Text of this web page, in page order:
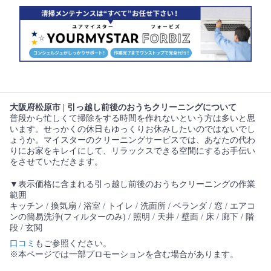
大阪府松原市 | 引っ越し前後のおうちクリーニングについて
普段から忙しくて掃除をする時間を作れないという方は多いと思
います。せっかくの休日もゆっくりお休みしたいのではないでし
ょうか。マイスターのクリーニングサービスでは、あなたの代わ
りにお家をキレイにして、リラックスできる空間にするお手伝い
をさせていただきます。
▼表示価格に含まれる引っ越し前後のおうちクリーニングの作業
範囲
キッチン / 換気扇 / 浴室 / トイレ / 洗面所 / ベランダ / 窓 / エアコ
ンの簡易洗浄(フィルターのみ) / 照明 / 天井 / 壁面 / 床 / 廊下 / 階
段 / 玄関
口コミ もご参照ください。
※本ページでは一部プロモーションを含む場合があります。